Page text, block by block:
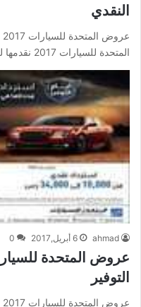
النقدي
المتحدة للسيارات 2017 نقدمها لكم اليوم من موقع عروض اليوم و…
ahmad 6 أبريل,2017 0
التوفير